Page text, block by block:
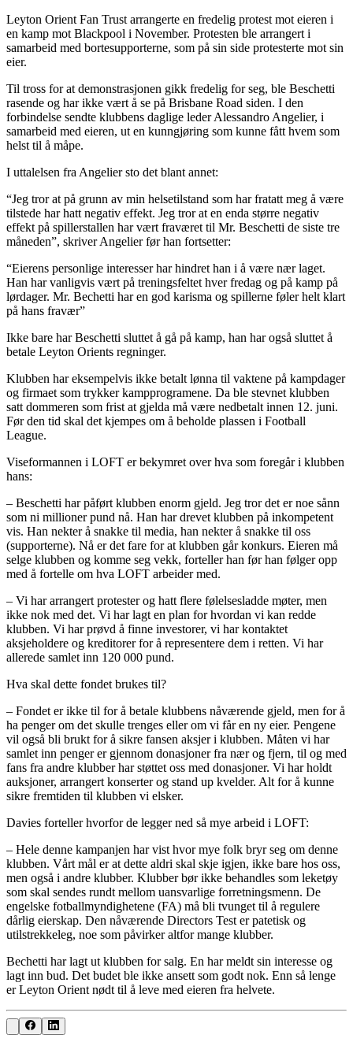
Leyton Orient Fan Trust arrangerte en fredelig protest mot eieren i
en kamp mot Blackpool i November. Protesten ble arrangert i
samarbeid med bortesupporterne, som på sin side protesterte mot sin
eier.
Til tross for at demonstrasjonen gikk fredelig for seg, ble Beschetti
rasende og har ikke vært å se på Brisbane Road siden. I den
forbindelse sendte klubbens daglige leder Alessandro Angelier, i
samarbeid med eieren, ut en kunngjøring som kunne fått hvem som
helst til å måpe.
I uttalelsen fra Angelier sto det blant annet:
“Jeg tror at på grunn av min helsetilstand som har fratatt meg å være
tilstede har hatt negativ effekt. Jeg tror at en enda større negativ
effekt på spillerstallen har vært fraværet til Mr. Beschetti de siste tre
måneden”, skriver Angelier før han fortsetter:
“Eierens personlige interesser har hindret han i å være nær laget.
Han har vanligvis vært på treningsfeltet hver fredag og på kamp på
lørdager. Mr. Bechetti har en god karisma og spillerne føler helt klart
på hans fravær”
Ikke bare har Beschetti sluttet å gå på kamp, han har også sluttet å
betale Leyton Orients regninger.
Klubben har eksempelvis ikke betalt lønna til vaktene på kampdager
og firmaet som trykker kampprogramene. Da ble stevnet klubben
satt dommeren som frist at gjelda må være nedbetalt innen 12. juni.
Før den tid skal det kjempes om å beholde plassen i Football
League.
Viseformannen i LOFT er bekymret over hva som foregår i klubben
hans:
– Beschetti har påført klubben enorm gjeld. Jeg tror det er noe sånn
som ni millioner pund nå. Han har drevet klubben på inkompetent
vis. Han nekter å snakke til media, han nekter å snakke til oss
(supporterne). Nå er det fare for at klubben går konkurs. Eieren må
selge klubben og komme seg vekk, forteller han før han følger opp
med å fortelle om hva LOFT arbeider med.
– Vi har arrangert protester og hatt flere følelsesladde møter, men
ikke nok med det. Vi har lagt en plan for hvordan vi kan redde
klubben. Vi har prøvd å finne investorer, vi har kontaktet
aksjeholdere og kreditorer for å representere dem i retten. Vi har
allerede samlet inn 120 000 pund.
Hva skal dette fondet brukes til?
– Fondet er ikke til for å betale klubbens nåværende gjeld, men for å
ha penger om det skulle trenges eller om vi får en ny eier. Pengene
vil også bli brukt for å sikre fansen aksjer i klubben. Måten vi har
samlet inn penger er gjennom donasjoner fra nær og fjern, til og med
fans fra andre klubber har støttet oss med donasjoner. Vi har holdt
auksjoner, arrangert konserter og stand up kvelder. Alt for å kunne
sikre fremtiden til klubben vi elsker.
Davies forteller hvorfor de legger ned så mye arbeid i LOFT:
– Hele denne kampanjen har vist hvor mye folk bryr seg om denne
klubben. Vårt mål er at dette aldri skal skje igjen, ikke bare hos oss,
men også i andre klubber. Klubber bør ikke behandles som leketøy
som skal sendes rundt mellom uansvarlige forretningsmenn. De
engelske fotballmyndighetene (FA) må bli tvunget til å regulere
dårlig eierskap. Den nåværende Directors Test er patetisk og
utilstrekkeleg, noe som påvirker altfor mange klubber.
Bechetti har lagt ut klubben for salg. En har meldt sin interesse og
lagt inn bud. Det budet ble ikke ansett som godt nok. Enn så lenge
er Leyton Orient nødt til å leve med eieren fra helvete.